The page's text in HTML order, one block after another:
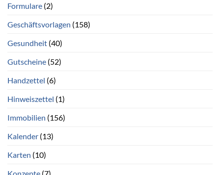
Formulare (2)
Geschäftsvorlagen (158)
Gesundheit (40)
Gutscheine (52)
Handzettel (6)
Hinweiszettel (1)
Immobilien (156)
Kalender (13)
Karten (10)
Konzepte (7)